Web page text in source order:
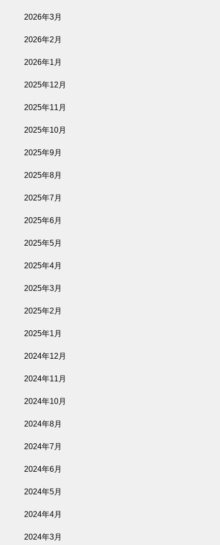
2026年3月
2026年2月
2026年1月
2025年12月
2025年11月
2025年10月
2025年9月
2025年8月
2025年7月
2025年6月
2025年5月
2025年4月
2025年3月
2025年2月
2025年1月
2024年12月
2024年11月
2024年10月
2024年8月
2024年7月
2024年6月
2024年5月
2024年4月
2024年3月